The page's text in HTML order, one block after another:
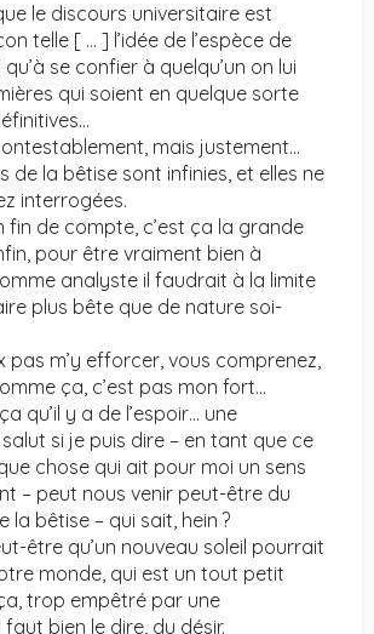
le discours universitaire est
telle [ … ] l’idée de l’espèce de
se confier à quelqu’un on lui
qui soient en quelque sorte
mais justement…
de la bêtise sont infinies, et elles ne
interrogées.
fin de compte, c’est ça la grande
pour être vraiment bien à
analyste il faudrait à la limite
plus bête que de nature soi-
pas m’y efforcer, vous comprenez,
ça, c’est pas mon fort…
qu’il y a de l’espoir… une
si je puis dire – en tant que ce
chose qui ait pour moi un sens
– peut nous venir peut-être du
la bêtise – qui sait, hein ?
être qu’un nouveau soleil pourrait
monde, qui est un tout petit
trop empêtré par une
bien le dire, du désir.